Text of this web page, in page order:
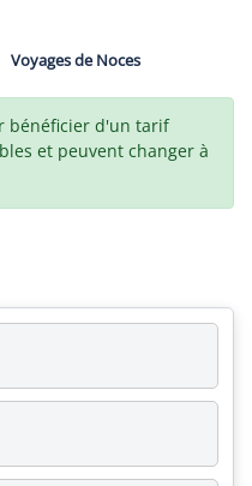
Voyages de Noces
bénéficier d'un tarif
et peuvent changer à